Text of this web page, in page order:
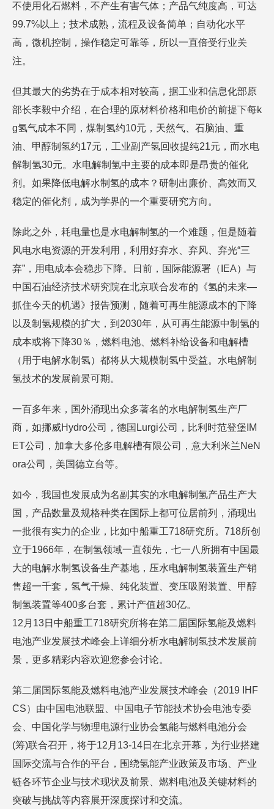
不使用化石燃料，不产生有害气体；产品气纯度高，可达
99.7%以上；技术成熟，流程及设备简单；自动化水平
高，微机控制，操作稳定可靠等，所以一直倍受行业关
注。
但其最大的劣势在于成本相对较高，据工业和信息化部原
部长李毅中介绍，在合理的原材料价格和电价的前提下每k
g氢气成本不同，煤制氢约10元，天然气、石脑油、重
油、甲醇制氢约17元，工业副产氢回收提纯21元，而水电
解制氢30元。水电解制氢中主要的成本即是昂贵的催化
剂。如果降低电解水制氢的成本？研制出廉价、高效而又
稳定的催化剂，成为学界的一个重要研究方向。
除此之外，耗电量也是水电解制氢的一个难题，但是随着
风电水电资源的开发利用，利用好弃水、弃风、弃光“三
弃”，用电成本会稳步下降。日前，国际能源署（IEA）与
中国石油经济技术研究院在北京联合发布的《氢的未来—
抓住今天的机遇》报告预测，随着可再生能源成本的下降
以及制氢规模的扩大，到2030年，从可再生能源中制氢的
成本或将下降30％，燃料电池、燃料补给设备和电解槽
（用于电解水制氢）都将从大规模制氢中受益。水电解制
氢技术的发展前景可期。
一百多年来，国外涌现出众多著名的水电解制氢生产厂
商，如挪威Hydro公司，德国Lurgi公司，比利时范登堡IM
ET公司，加拿大多伦多电解槽有限公司，意大利米兰NeN
ora公司，美国德立台等。
如今，我国也发展成为名副其实的水电解制氢产品生产大
国，产品数量及规格种类在国际上都可位居前列，涌现出
一批很有实力的企业，比如中船重工718研究所。718所创
立于1966年，在制氢领域一直领先，七一八所拥有中国最
大的电解水制氢设备生产基地，压水电解制氢装置生产销
售超一千套，氢气干燥、纯化装置、变压吸附装置、甲醇
制氢装置等400多台套，累计产值超30亿。
12月13日中船重工718研究所将在第二届国际氢能及燃料
电池产业发展技术峰会上详细分析水电解制氢技术发展前
景，更多精彩内容欢迎您参会讨论。
第二届国际氢能及燃料电池产业发展技术峰会（2019 IHF
CS）由中国电池联盟、中国电子节能技术协会电池专委
会、中国化学与物理电源行业协会氢能与燃料电池分会
(筹)联合召开，将于12月13-14日在北京开幕，为行业搭建
国际交流与合作的平台，围绕氢能产业政策及市场、产业
链各环节企业与技术现状及前景、燃料电池及关键材料的
突破与挑战等内容展开深度探讨和交流。